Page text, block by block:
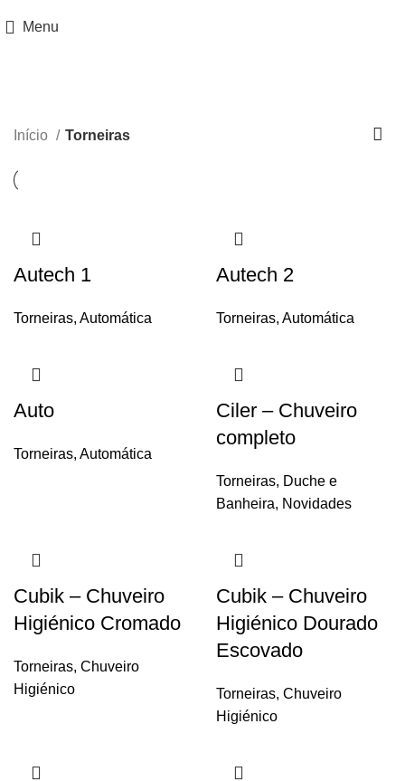
Menu
Início Torneiras
Autech 1
Torneiras, Automática
Autech 2
Torneiras, Automática
Auto
Torneiras, Automática
Ciler – Chuveiro
completo
Torneiras, Duche e
Banheira, Novidades
Cubik – Chuveiro
Higiénico Cromado
Torneiras, Chuveiro
Higiénico
Cubik – Chuveiro
Higiénico Dourado
Escovado
Torneiras, Chuveiro
Higiénico